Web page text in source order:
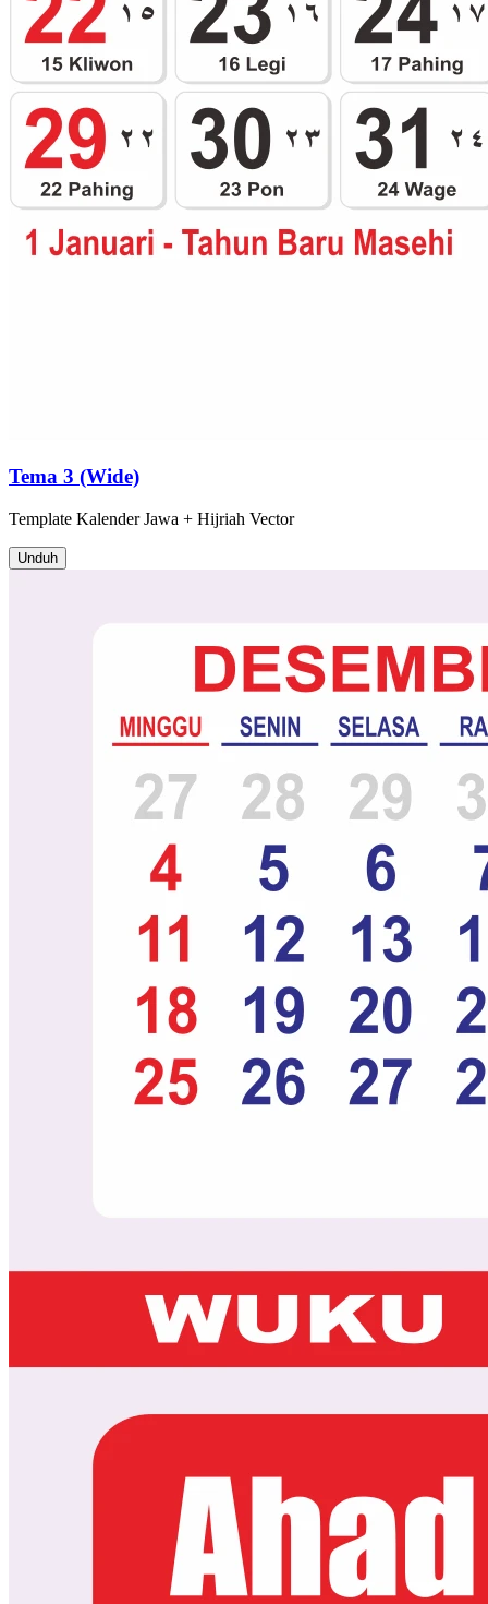
Tema 3 (Wide)
Template Kalender Jawa + Hijriah Vector
Unduh